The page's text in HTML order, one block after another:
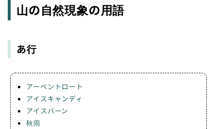
山の自然現象の用語
あ行
アーベントロート
アイスキャンディ
アイスバーン
秋雨